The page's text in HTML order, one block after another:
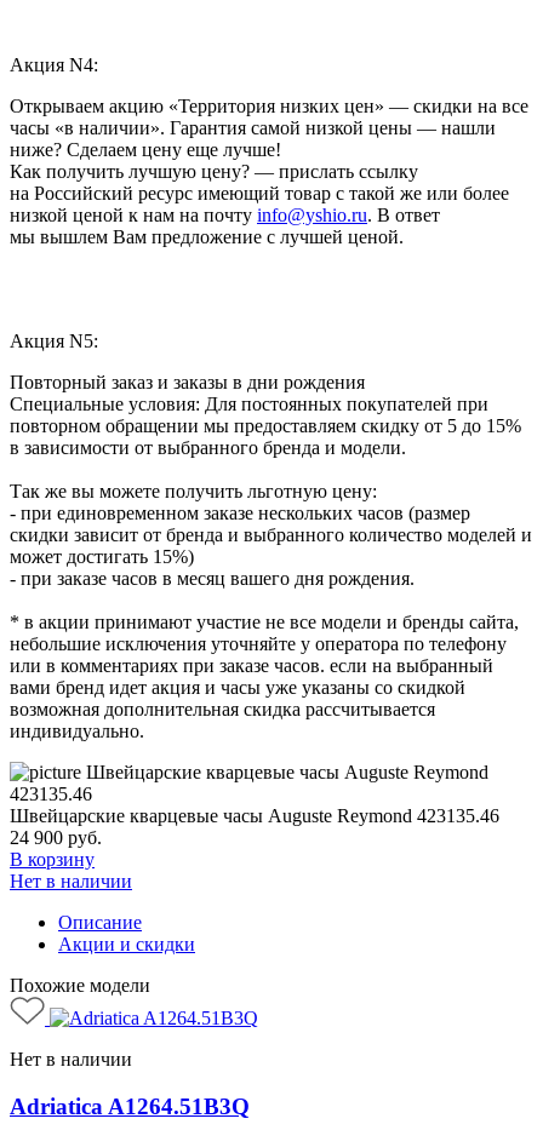
Акция N4:
Открываем акцию «Территория низких цен» — скидки на все
часы «в наличии». Гарантия самой низкой цены — нашли
ниже? Сделаем цену еще лучше!
Как получить лучшую цену? — прислать ссылку
на Российский ресурс имеющий товар с такой же или более
низкой ценой к нам на почту info@yshio.ru. В ответ
мы вышлем Вам предложение с лучшей ценой.
Акция N5:
Повторный заказ и заказы в дни рождения
Специальные условия: Для постоянных покупателей при
повторном обращении мы предоставляем скидку от 5 до 15%
в зависимости от выбранного бренда и модели.
Так же вы можете получить льготную цену:
- при единовременном заказе нескольких часов (размер
скидки зависит от бренда и выбранного количество моделей и
может достигать 15%)
- при заказе часов в месяц вашего дня рождения.
* в акции принимают участие не все модели и бренды сайта,
небольшие исключения уточняйте у оператора по телефону
или в комментариях при заказе часов. если на выбранный
вами бренд идет акция и часы уже указаны со скидкой
возможная дополнительная скидка рассчитывается
индивидуально.
Швейцарские кварцевые часы Auguste Reymond 423135.46
24 900 руб.
В корзину
Нет в наличии
Описание
Акции и скидки
Похожие модели
Нет в наличии
Adriatica A1264.51B3Q